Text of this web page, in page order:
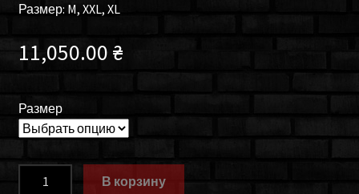
Размер: M, XXL, XL
11,050.00 ₴
Размер
В корзину